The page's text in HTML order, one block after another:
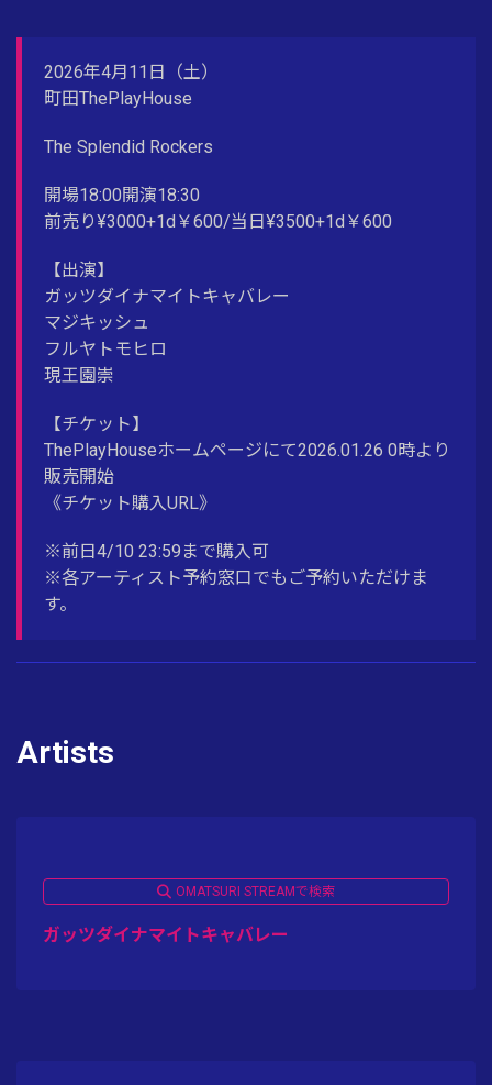
2026年4月11日（土）
町田ThePlayHouse
The Splendid Rockers
開場18:00開演18:30
前売り¥3000+1d￥600/当日¥3500+1d￥600
【出演】
ガッツダイナマイトキャバレー
マジキッシュ
フルヤトモヒロ
現王園崇
【チケット】
ThePlayHouseホームページにて2026.01.26 0時より
販売開始
《チケット購入URL》
※前日4/10 23:59まで購入可
※各アーティスト予約窓口でもご予約いただけま
す。
Artists
OMATSURI STREAMで検索
ガッツダイナマイトキャバレー